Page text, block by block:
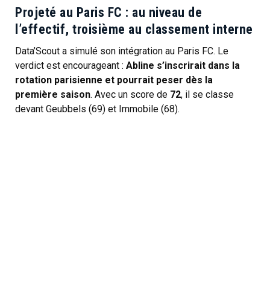
Projeté au Paris FC : au niveau de
l’effectif, troisième au classement interne
Data’Scout a simulé son intégration au Paris FC. Le
verdict est encourageant : Abline s’inscrirait dans la
rotation parisienne et pourrait peser dès la
première saison. Avec un score de 72, il se classe
devant Geubbels (69) et Immobile (68).